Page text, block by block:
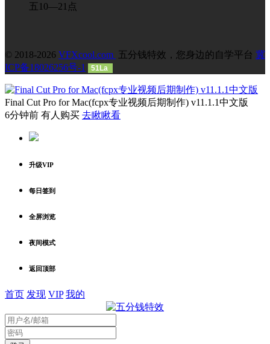
五10—21点
© 2018-2026 VFXcool.com 五分钱特效，您身边的自学平台 冀
ICP备18026256号-1
51La
Final Cut Pro for Mac(fcpx专业视频后期制作) v11.1.1中文版
6分钟前 有人购买 去瞅瞅看
升级VIP
每日签到
全屏浏览
夜间模式
返回顶部
首页 发现 VIP 我的